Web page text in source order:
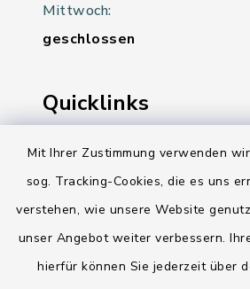
Mit Ihrer Zustimmung verwenden
sog. Tracking-Cookies, die es uns
verstehen, wie unsere Website
unser Angebot weiter verbessern.
hierfür können Sie jederzeit über
Mittwoch:
geschlossen
Quicklinks
Ihre Behördennummer 115
Landesregierung
AktivRegion Mittelholstein